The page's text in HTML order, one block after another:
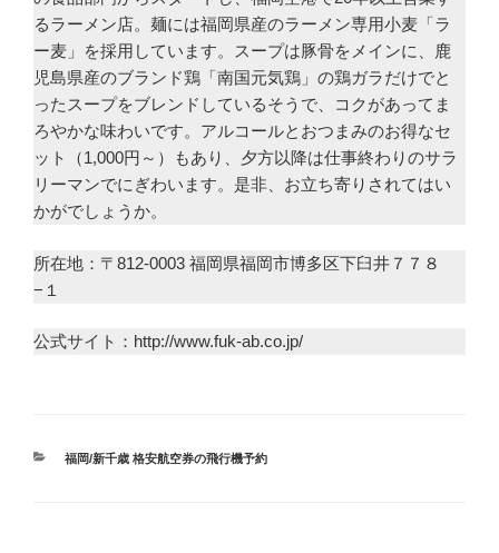
るラーメン店。麺には福岡県産のラーメン専用小麦「ラ
ー麦」を採用しています。スープは豚骨をメインに、鹿
児島県産のブランド鶏「南国元気鶏」の鶏ガラだけでと
ったスープをブレンドしているそうで、コクがあってま
ろやかな味わいです。アルコールとおつまみのお得なセ
ット（1,000円～）もあり、夕方以降は仕事終わりのサラ
リーマンでにぎわいます。是非、お立ち寄りされてはい
かがでしょうか。
所在地：〒812-0003 福岡県福岡市博多区下臼井７７８
−１
公式サイト：http://www.fuk-ab.co.jp/
カ
福岡/新千歳 格安航空券の飛行機予約